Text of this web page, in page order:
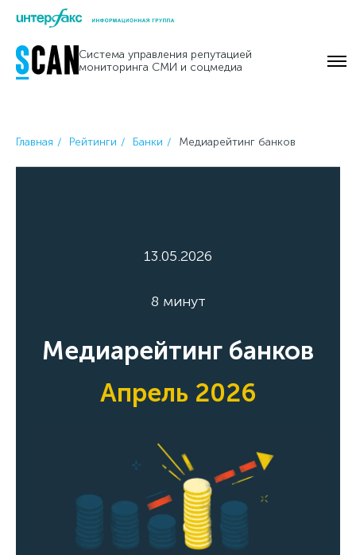
Skip
content
Система управления репутацией
мониторинга СМИ и соцмедиа
Главная Рейтинги Банки Медиарейтинг банков
13.05.2026
8 минут
Медиарейтинг банков
Апрель 2026